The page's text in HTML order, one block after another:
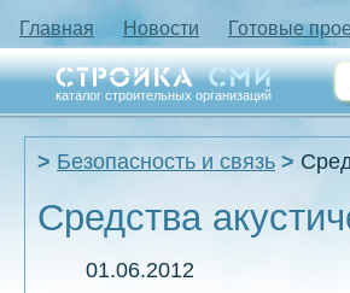
Главная Новости Готовые
каталог строительных организаций
Безопасность и связь
Средства
01.06.2012